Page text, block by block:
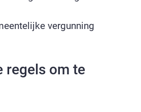
vergunning
regels om te